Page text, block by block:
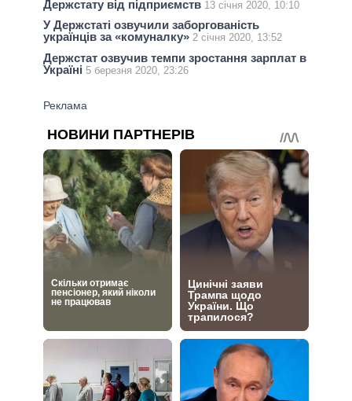
Держстату від підприємств 13 січня 2020, 10:10
У Держстаті озвучили заборгованість
українців за «комуналку» 2 січня 2020, 13:52
Держстат озвучив темпи зростання зарплат в
Україні 5 березня 2020, 23:26